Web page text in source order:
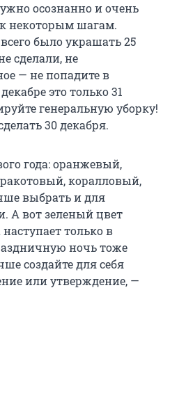
осознанно и очень
некоторым шагам.
было украшать 25
сделали, не
— не попадите в
это только 31
генеральную уборку!
30 декабря.
года: оранжевый,
коралловый,
выбрать и для
А вот зеленый цвет
только в
ночь тоже
создайте для себя
или утверждение, —